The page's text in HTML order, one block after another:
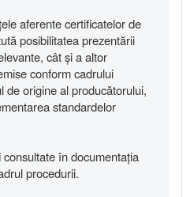
aferente certificatelor de
posibilitatea prezentării
cât și a altor
conform cadrului
de origine al producătorului,
standardelor
în documentația
procedurii.